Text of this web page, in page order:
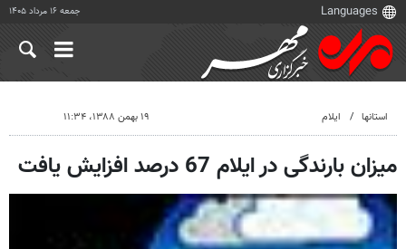
جمعه ۱۶ مرداد ۱۴۰۵
استانها ایلام ۱۹ بهمن ۱۳۸۸، ۱۱:۳۴
میزان بارندگی در ایلام 67 درصد افزایش یافت